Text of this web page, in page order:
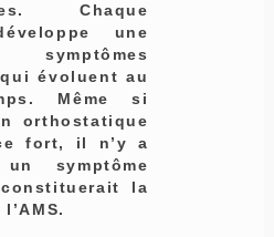
Chaque
une
évoluent au
Même si
orthostatique
fort, il n’y a
symptôme
la